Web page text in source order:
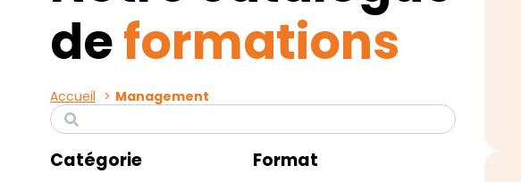
deformations
Accueil
Management
R
e
h
Catégorie Format